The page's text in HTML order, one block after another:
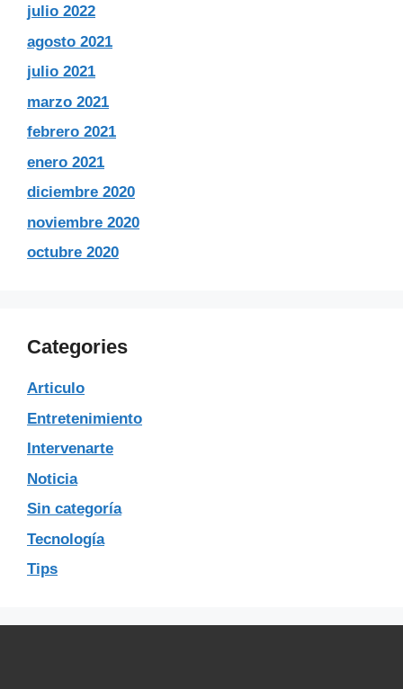
julio 2022
agosto 2021
julio 2021
marzo 2021
febrero 2021
enero 2021
diciembre 2020
noviembre 2020
octubre 2020
Categories
Articulo
Entretenimiento
Intervenarte
Noticia
Sin categoría
Tecnología
Tips